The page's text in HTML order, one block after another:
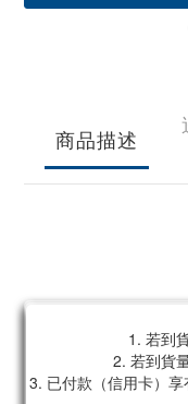
商品描述
1. 若到
2. 若到貨
3. 已付款（信用卡）